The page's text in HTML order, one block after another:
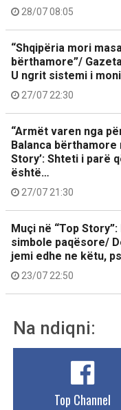
28/07 08:05
“Shqipëria mori
bërthamore”/
U ngrit sistemi i
27/07 22:30
“Armët varen nga
Balanca bërthamore
Story’: Shteti i parë
është…
27/07 21:30
Muçi në “Top
simbole paqësore/
jemi edhe ne këtu,
23/07 22:50
Na ndiqni:
Top Channel